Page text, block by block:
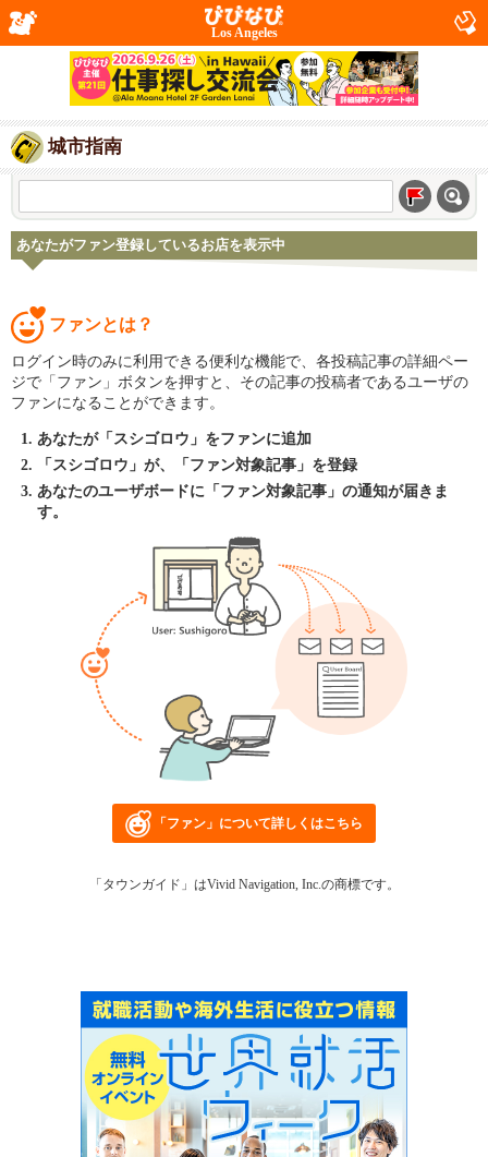
Los Angeles
城市指南
あなたがファン登録しているお店を表示中
ファンとは？
ログイン時のみに利用できる便利な機能で、各投稿記事の詳細ペー
ジで「ファン」ボタンを押すと、その記事の投稿者であるユーザの
ファンになることができます。
あなたが「スシゴロウ」をファンに追加
「スシゴロウ」が、「ファン対象記事」を登録
あなたのユーザボードに「ファン対象記事」の通知が届きま
す。
「ファン」について詳しくはこちら
「タウンガイド」はVivid Navigation, Inc.の商標です。